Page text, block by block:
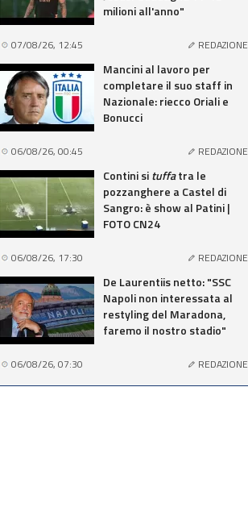
milioni all'anno"
07/08/26, 12:45 REDAZIONE
Mancini al lavoro per
completare il suo staff in
Nazionale: riecco Oriali e
Bonucci
06/08/26, 00:45 REDAZIONE
Contini situffatra le
pozzanghere a Castel di
Sangro: è show al Patini |
FOTO CN24
06/08/26, 17:30 REDAZIONE
De Laurentiis netto: "SSC
Napoli non interessata al
restyling del Maradona,
faremo il nostro stadio"
06/08/26, 07:30 REDAZIONE